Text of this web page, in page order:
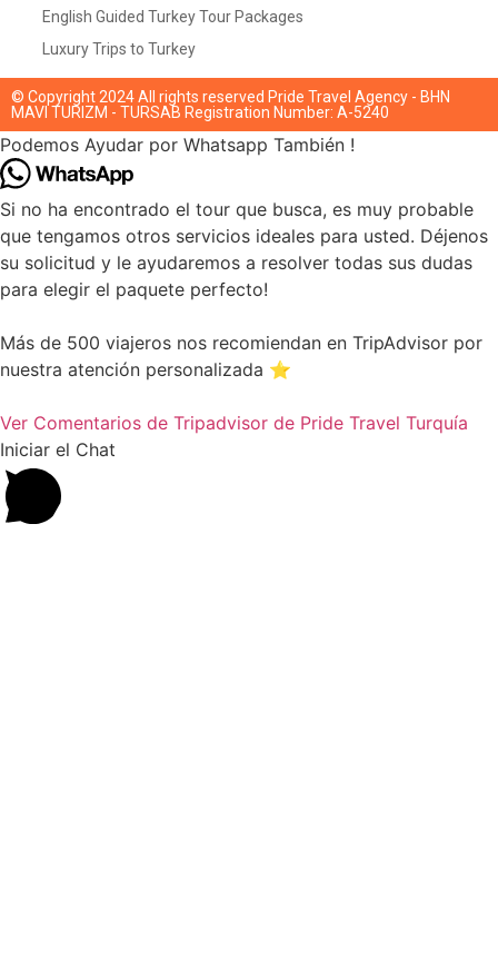
English Guided Turkey Tour Packages
Luxury Trips to Turkey
© Copyright 2024 All rights reserved Pride Travel Agency - BHN
MAVI TURIZM - TURSAB Registration Number: A-5240
Podemos Ayudar por Whatsapp También !
Si no ha encontrado el tour que busca, es muy probable
que tengamos otros servicios ideales para usted. Déjenos
su solicitud y le ayudaremos a resolver todas sus dudas
para elegir el paquete perfecto!
Más de 500 viajeros nos recomiendan en TripAdvisor por
nuestra atención personalizada ⭐
Ver Comentarios de Tripadvisor de Pride Travel Turquía
Iniciar el Chat